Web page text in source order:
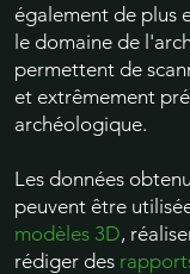
également de plus
le domaine de
permettent de
et extrêmement
archéologique.
Les données
peuvent être
modèles 3D,
rédiger des